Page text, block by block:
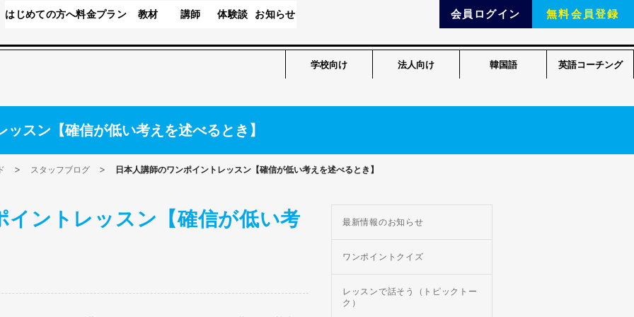
はじめての方へ料金プラン 教材 講師 体験談 お知らせ 会員ログイン 無料会員登録
学校向け 法人向け 韓国語 英語コーチング
スン【確信が低い考えを述べるとき】
スタッフブログ 日本人講師のワンポイントレッスン【確信が低い考えを述べるとき】
イントレッスン【確信が低い考 最新情報のお知らせ
ワンポイントクイズ
レッスンで話そう（トピックトー
ク）